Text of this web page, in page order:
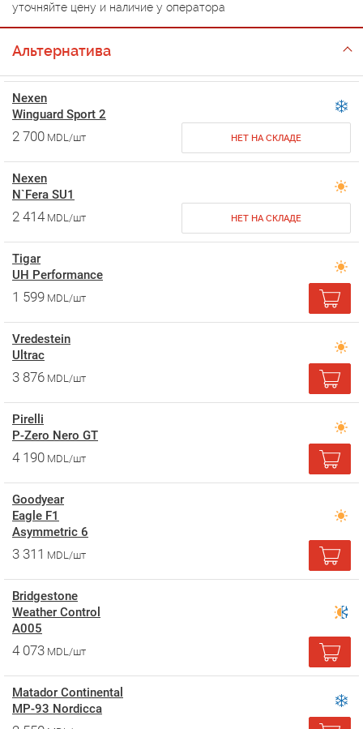
уточняйте цену и наличие у оператора
Альтернатива
Nexen
Winguard Sport 2
2 700 MDL/шт НЕТ НА СКЛАДЕ
Nexen
N`Fera SU1
2 414 MDL/шт НЕТ НА СКЛАДЕ
Tigar
UH Performance
1 599 MDL/шт
Vredestein
Ultrac
3 876 MDL/шт
Pirelli
P-Zero Nero GT
4 190 MDL/шт
Goodyear
Eagle F1
Asymmetric 6
3 311 MDL/шт
Bridgestone
Weather Control
A005
4 073 MDL/шт
Matador Continental
MP-93 Nordicca